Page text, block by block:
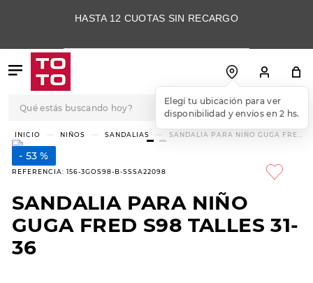
HASTA 12 CUOTAS SIN RECARGO
Elegí tu ubicación para ver
disponibilidad y envíos en 2 hs.
NIÑOS SANDALIAS
SANDALIA PARA NIÑO GUGA FRED
53 %
REFERENCIA: 156-3GOS98-B-SSSA22098
SANDALIA PARA NIÑO
GUGA FRED S98 TALLES 31-
36
TÉRMINOS MÁS
BUSCADOS
1
skechers
3
skechers slip-ins